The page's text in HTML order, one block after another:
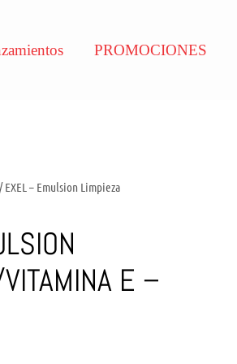
PROMOCIONES
/ EXEL – Emulsion Limpieza
E –